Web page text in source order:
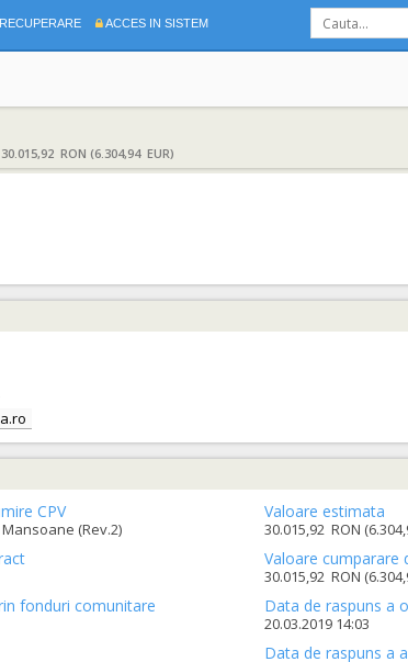
ACCES IN SISTEM
30.015,92 RON (6.304,94 EUR)
CPV
Mansoane (Rev.2)
fonduri comunitare
Valoare estimata
30.015,92 RON
Valoare cumparare
30.015,92 RON
Data de raspuns a
20.03.2019 14:03
Data de raspuns a